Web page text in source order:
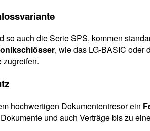
so auch die Serie SPS, kommen
, wie das LG-BASIC oder
zugreifen.
hochwertigen Dokumententresor ein
und auch Verträge bis zu